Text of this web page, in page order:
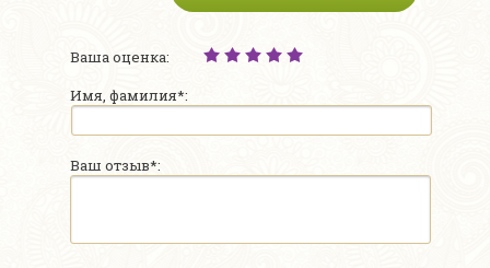
Ваша оценка:
Имя, фамилия*:
Ваш отзыв*: